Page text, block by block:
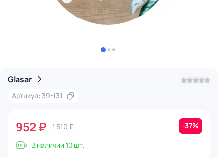
Glasar
Артикул: 39-131
952 ₽ 1 510 ₽ -37%
В наличии 10 шт.